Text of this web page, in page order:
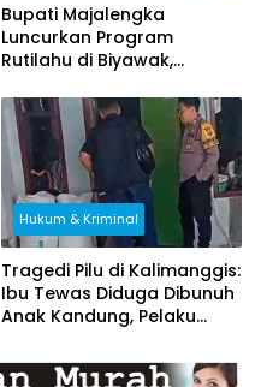
Bupati Majalengka
Luncurkan Program
Rutilahu di Biyawak,
1714/Jatitujuh Turut
Dukung GEBER Bersama
Warga
Hukum & Kriminal
Tragedi Pilu di Kalimanggis:
Ibu Tewas Diduga Dibunuh
Anak Kandung, Pelaku